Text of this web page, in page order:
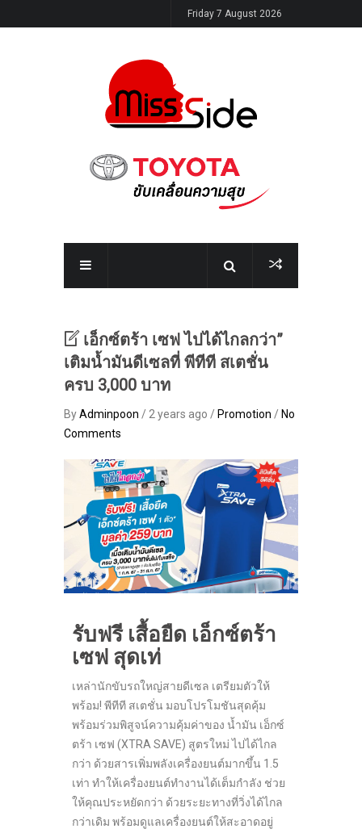
Friday 7 August 2026
เอ็กซ์ตร้า เซฟ ไปได้ไกลกว่า”
เติมน้ำมันดีเซลที่ พีทีที สเตชั่น
ครบ 3,000 บาท
ByAdminpoon / 2 years ago / Promotion / No
Comments
รับฟรี เสื้อยืด เอ็กซ์ตร้า
เซฟ สุดเท่
เหล่านักขับรถใหญ่สายดีเซล เตรียมตัวให้
พร้อม! พีทีที สเตชั่น มอบโปรโมชันสุดคุ้ม
พร้อมร่วมพิสูจน์ความคุ้มค่าของ น้ำมัน เอ็กซ์
ตร้า เซฟ (XTRA SAVE) สูตรใหม่ ไปได้ไกล
กว่า ด้วยสารเพิ่มพลังเครื่องยนต์มากขึ้น 1.5
เท่า ทำให้เครื่องยนต์ทำงานได้เต็มกำลัง ช่วย
ให้คุณประหยัดกว่า ด้วยระยะทางที่วิ่งได้ไกล
กว่าเดิม พร้อมดูแลเครื่องยนต์ให้สะอาดอยู่